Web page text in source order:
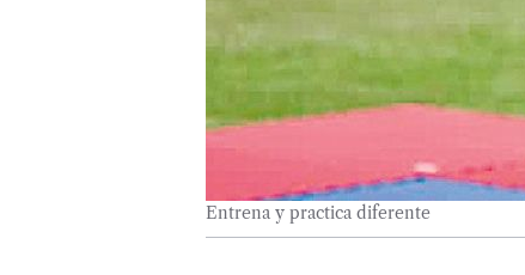
Entrena y practica diferente